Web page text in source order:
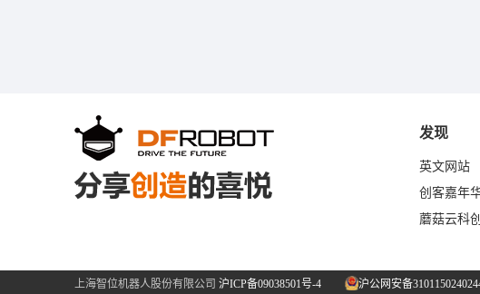
发现
英文网站
创客嘉年
蘑菇云科
上海智位机器人股份有限公司 沪ICP备09038501号-4 沪公网安备